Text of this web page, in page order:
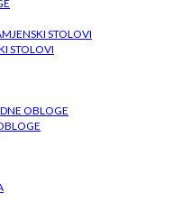
STOLOVI
STOLOVI
OBLOGE